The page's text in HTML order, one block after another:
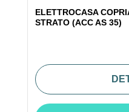
ELETTROCASA
STRATO (ACC AS 35)